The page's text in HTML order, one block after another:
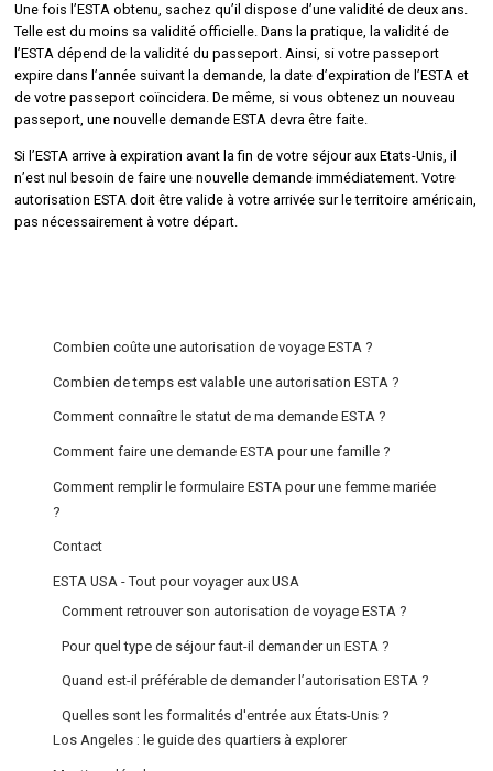
Une fois l’ESTA obtenu, sachez qu’il dispose d’une validité de deux ans.
Telle est du moins sa validité officielle. Dans la pratique, la validité de
l’ESTA dépend de la validité du passeport. Ainsi, si votre passeport
expire dans l’année suivant la demande, la date d’expiration de l’ESTA et
de votre passeport coïncidera. De même, si vous obtenez un nouveau
passeport, une nouvelle demande ESTA devra être faite.
Si l’ESTA arrive à expiration avant la fin de votre séjour aux Etats-Unis, il
n’est nul besoin de faire une nouvelle demande immédiatement. Votre
autorisation ESTA doit être valide à votre arrivée sur le territoire américain,
pas nécessairement à votre départ.
Combien coûte une autorisation de voyage ESTA ?
Combien de temps est valable une autorisation ESTA ?
Comment connaître le statut de ma demande ESTA ?
Comment faire une demande ESTA pour une famille ?
Comment remplir le formulaire ESTA pour une femme mariée
?
Contact
ESTA USA - Tout pour voyager aux USA
Comment retrouver son autorisation de voyage ESTA ?
Pour quel type de séjour faut-il demander un ESTA ?
Quand est-il préférable de demander l’autorisation ESTA ?
Quelles sont les formalités d'entrée aux États-Unis ?
Los Angeles : le guide des quartiers à explorer